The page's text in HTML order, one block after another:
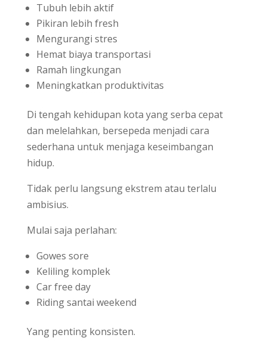
Tubuh lebih aktif
Pikiran lebih fresh
Mengurangi stres
Hemat biaya transportasi
Ramah lingkungan
Meningkatkan produktivitas
Di tengah kehidupan kota yang serba cepat
dan melelahkan, bersepeda menjadi cara
sederhana untuk menjaga keseimbangan
hidup.
Tidak perlu langsung ekstrem atau terlalu
ambisius.
Mulai saja perlahan:
Gowes sore
Keliling komplek
Car free day
Riding santai weekend
Yang penting konsisten.